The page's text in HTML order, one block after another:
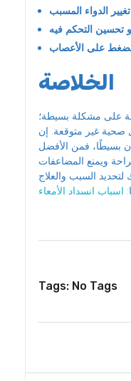
الدواء المسبب
تحسين التحكم فيه
على الأعصاب
الخلاصة
على مشكلة بسيطة؛
صحية غير متوقعة. إن
بسيطًا، فمن الأفضل
ويمنع المضاعفات
السبب والعلاج
اسباب انسداد الأمعاء
Tags: No Tags